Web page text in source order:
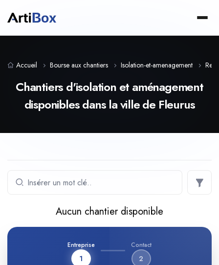
Accueil Bourse aux chantiers Isolation-et-amenagement
Chantiers d'isolation et aménagement
disponibles dans la ville de Fleurus
Aucun chantier disponible
Entreprise
1
Contact
2